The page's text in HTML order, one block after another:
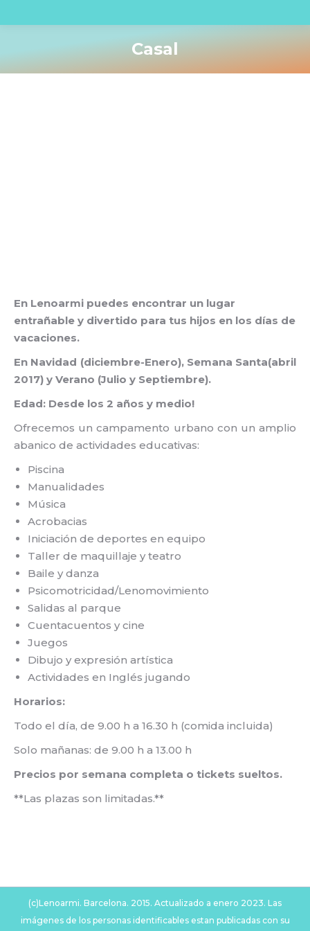
Casal
En Lenoarmi puedes encontrar un lugar
entrañable y divertido para tus hijos en los días de
vacaciones.
En Navidad (diciembre-Enero), Semana Santa(abril
2017) y Verano (Julio y Septiembre).
Edad: Desde los 2 años y medio!
Ofrecemos un campamento urbano con un amplio
abanico de actividades educativas:
Piscina
Manualidades
Música
Acrobacias
Iniciación de deportes en equipo
Taller de maquillaje y teatro
Baile y danza
Psicomotricidad/Lenomovimiento
Salidas al parque
Cuentacuentos y cine
Juegos
Dibujo y expresión artística
Actividades en Inglés jugando
Horarios:
Todo el día, de 9.00 h a 16.30 h (comida incluida)
Solo mañanas: de 9.00 h a 13.00 h
Precios por semana completa o tickets sueltos.
**Las plazas son limitadas.**
(c)Lenoarmi. Barcelona. 2015. Actualizado a enero 2023. Las
imágenes de los personas identificables estan publicadas con su